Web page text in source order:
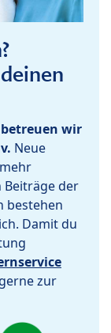
wir
Neue
Beiträge der
bestehen
Damit du
zur